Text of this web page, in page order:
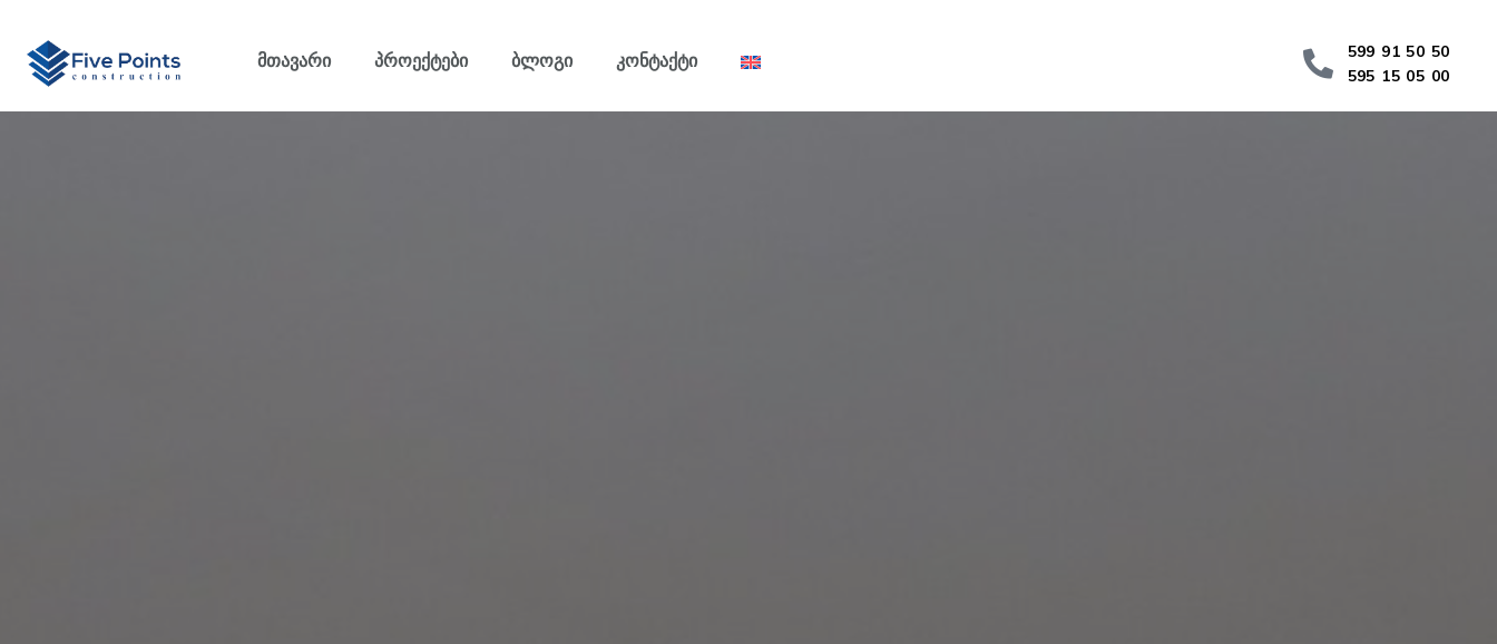
Მთავარი Პროექტები Ბლოგი Კონტაქტი
599 91 50 50
595 15 05 00